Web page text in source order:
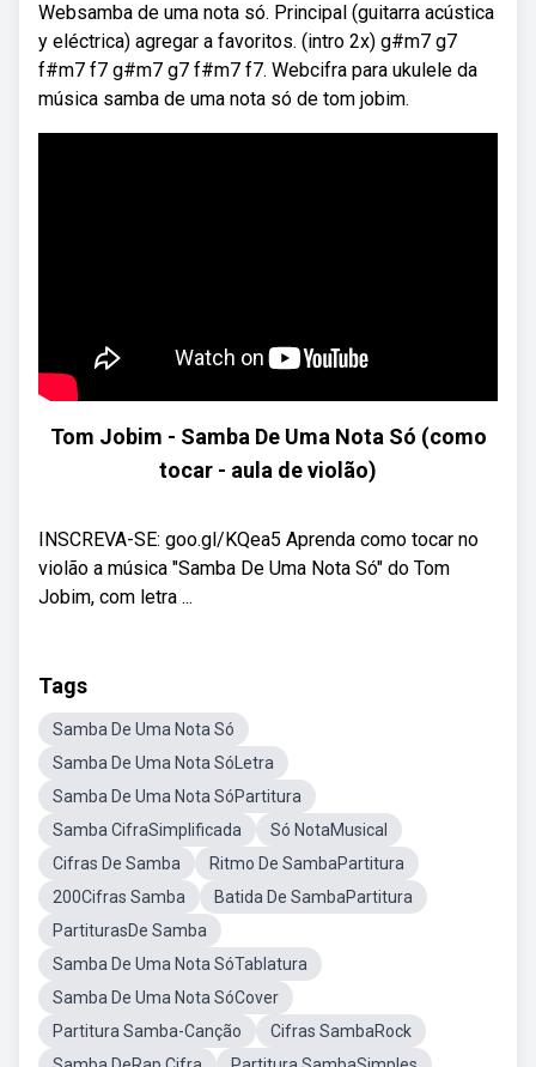
Websamba de uma nota só. Principal (guitarra acústica
y eléctrica) agregar a favoritos. (intro 2x) g#m7 g7
f#m7 f7 g#m7 g7 f#m7 f7. Webcifra para ukulele da
música samba de uma nota só de tom jobim.
Tom Jobim - Samba De Uma Nota Só (como
tocar - aula de violão)
INSCREVA-SE: goo.gl/KQea5 Aprenda como tocar no
violão a música "Samba De Uma Nota Só" do Tom
Jobim, com letra ...
Tags
Samba De Uma Nota Só
Samba De Uma Nota SóLetra
Samba De Uma Nota SóPartitura
Samba CifraSimplificada
Só NotaMusical
Cifras De Samba
Ritmo De SambaPartitura
200Cifras Samba
Batida De SambaPartitura
PartiturasDe Samba
Samba De Uma Nota SóTablatura
Samba De Uma Nota SóCover
Partitura Samba-Canção
Cifras SambaRock